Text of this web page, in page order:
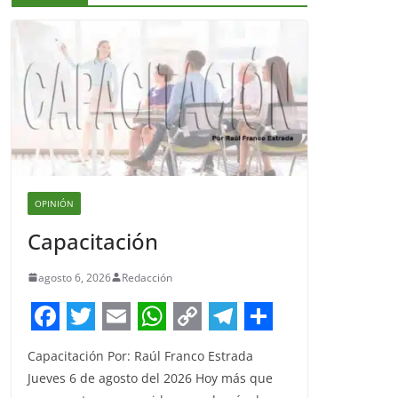
OPINIÓN
Capacitación
agosto 6, 2026 Redacción
F
a
T
w
E
m
W
h
C
o
T
e
S
h
Capacitación Por: Raúl Franco Estrada
Jueves 6 de agosto del 2026 Hoy más que